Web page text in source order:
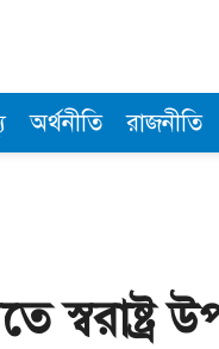
অর্থনীতি রাজনীতি
স্বরাষ্ট্র